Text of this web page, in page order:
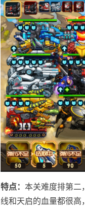
特点： 本关难度排第二
线和天启的血量都很高